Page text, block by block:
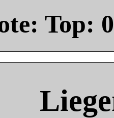
Top: 0